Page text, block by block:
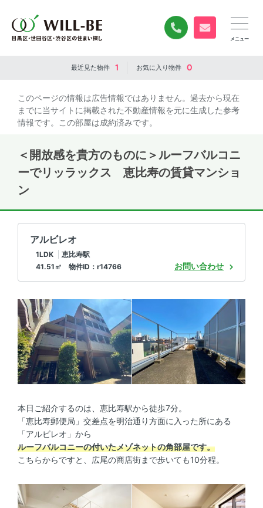
0120-840-834
無料お問い合
最近見た物件 1 お気に入り物件 0
このページの情報は広告情報ではありません。過去から現在
までに当サイトに掲載された不動産情報を元に生成した参考
情報です。この部屋は成約済みです。
＜開放感を貴方のものに＞ルーフバルコニ
ーでリッラックス 恵比寿の賃貸マンショ
ン
アルビレオ
1LDK
恵比寿駅
41.51㎡ 物件ID：r14766
お問い合わせ
本日ご紹介するのは、恵比寿駅から徒歩7分。
「恵比寿郵便局」交差点を明治通り方面に入った所にある
「アルビレオ」から
ルーフバルコニーの付いたメゾネットの角部屋です。
こちらからですと、広尾の商店街まで歩いても10分程。